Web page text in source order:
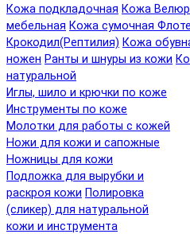
Кожа подкладочная Кожа Велюр
мебельная Кожа сумочная
Крокодил(Рептилия) Кожа
ножен Ранты и шнуры из кожи
натуральной
Иглы, шило и крючки по коже
Инструменты по коже
Молотки для работы с кожей
Ножи для кожи и сапожные
Ножницы для кожи
Подложка для вырубки и
раскроя кожи Полировка
(сликер) для натуральной
кожи и инструмента